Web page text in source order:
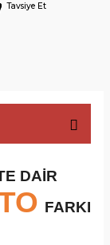
Tavsiye Et
DAİR
FARKI